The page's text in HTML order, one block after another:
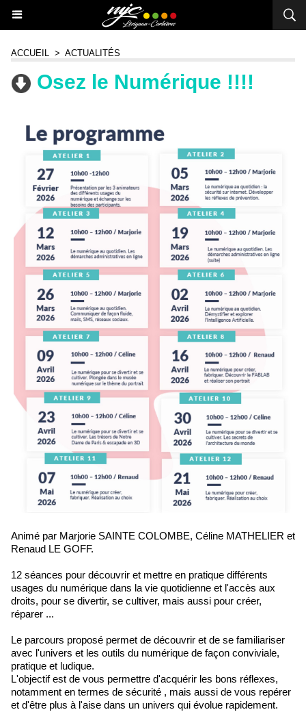
ACCUEIL > ACTUALITÉS
Osez le Numérique !!!!
Animé par Marjorie SAINTE COLOMBE, Céline MATHELIER et
Renaud LE GOFF.
12 séances pour découvrir et mettre en pratique différents
usages du numérique dans la vie quotidienne et l'accès aux
droits, pour se divertir, se cultiver, mais aussi pour créer,
réparer ...
Le parcours proposé permet de découvrir et de se familiariser
avec l'univers et les outils du numérique de façon conviviale,
pratique et ludique.
L'objectif est de vous permettre d'acquérir les bons réflexes,
notamment en termes de sécurité , mais aussi de vous repérer
et d'être plus à l'aise dans un univers qui évolue rapidement.